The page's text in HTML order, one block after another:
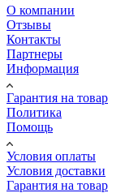
О компании
Отзывы
Контакты
Партнеры
Информация
Гарантия на товар
Политика
Помощь
Условия оплаты
Условия доставки
Гарантия на товар